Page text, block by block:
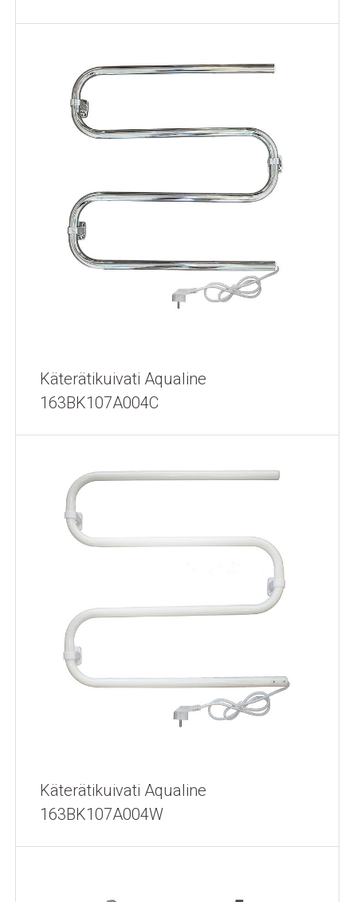
Käterätikuivati Aqualine
163BK107A004C
Käterätikuivati Aqualine
163BK107A004W